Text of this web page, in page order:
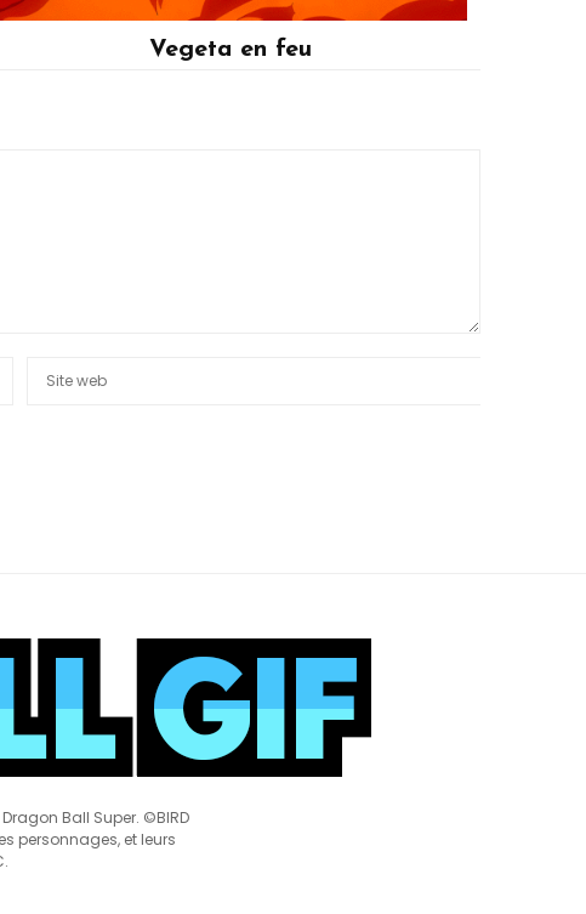
Vegeta en feu
Ball Super. ©BIRD
personnages, et leurs